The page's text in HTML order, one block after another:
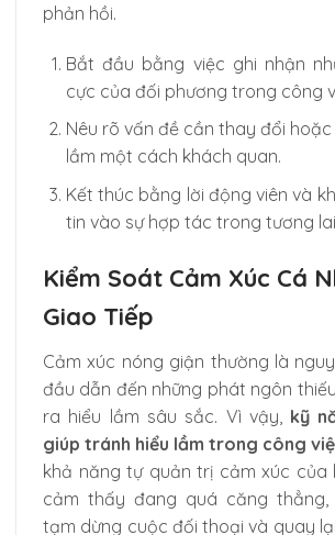
phản hồi.
Bắt đầu bằng việc ghi nhận
cực của đối phương trong công
Nêu rõ vấn đề cần thay đổi
lầm một cách khách quan.
Kết thúc bằng lời động viên và
tin vào sự hợp tác trong tương
Kiểm Soát Cảm Xúc Cá
Giao Tiếp
Cảm xúc nóng giận thường là
đầu dẫn đến những phát ngôn
ra hiểu lầm sâu sắc. Vì vậy, kỹ
giúp tránh hiểu lầm trong công
khả năng tự quản trị cảm xúc của
cảm thấy đang quá căng thẳng,
tạm dừng cuộc đối thoại và quay